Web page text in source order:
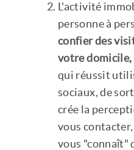
L'activité
personne à
confier des
votre domicile,
qui réussit
sociaux, de
crée la
vous
vous "connaît"